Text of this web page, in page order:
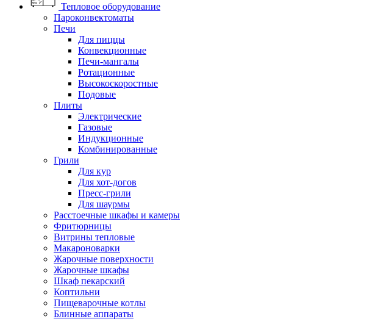
Тепловое оборудование
Пароконвектоматы
Печи
Для пиццы
Конвекционные
Печи-мангалы
Ротационные
Высокоскоростные
Подовые
Плиты
Электрические
Газовые
Индукционные
Комбинированные
Грили
Для кур
Для хот-догов
Пресс-грили
Для шаурмы
Расстоечные шкафы и камеры
Фритюрницы
Витрины тепловые
Макароноварки
Жарочные поверхности
Жарочные шкафы
Шкаф пекарский
Коптильни
Пищеварочные котлы
Блинные аппараты